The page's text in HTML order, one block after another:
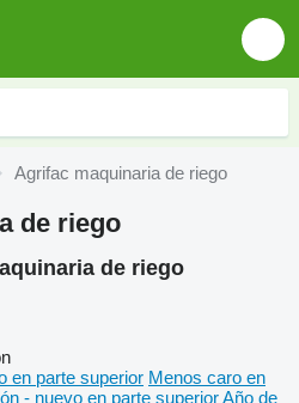
Agrifac maquinaria de riego
de riego
de riego
en parte superior Menos caro en
- nuevo en parte superiorAño de